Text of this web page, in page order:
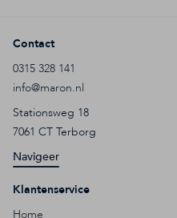
Contact
0315 328 141
info@maron.nl
Stationsweg 18
7061 CT Terborg
Navigeer
Klantenservice
Home